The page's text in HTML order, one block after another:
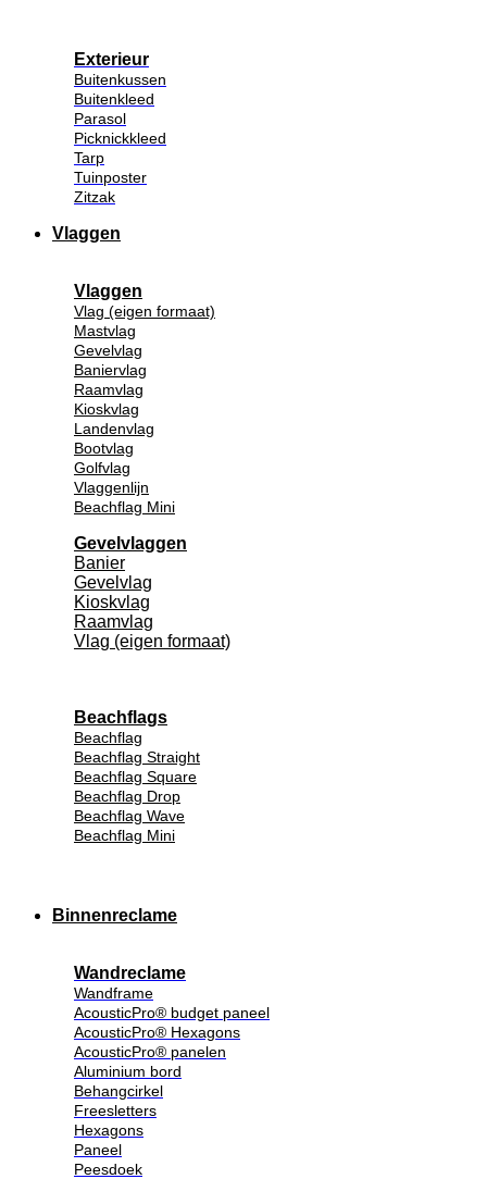
Exterieur
Buitenkussen
Buitenkleed
Parasol
Picknickkleed
Tarp
Tuinposter
Zitzak
Vlaggen
Vlaggen
Vlag (eigen formaat)
Mastvlag
Gevelvlag
Baniervlag
Raamvlag
Kioskvlag
Landenvlag
Bootvlag
Golfvlag
Vlaggenlijn
Beachflag Mini
Gevelvlaggen
Banier
Gevelvlag
Kioskvlag
Raamvlag
Vlag (eigen formaat)
Beachflags
Beachflag
Beachflag Straight
Beachflag Square
Beachflag Drop
Beachflag Wave
Beachflag Mini
Binnenreclame
Wandreclame
Wandframe
AcousticPro® budget paneel
AcousticPro® Hexagons
AcousticPro® panelen
Aluminium bord
Behangcirkel
Freesletters
Hexagons
Paneel
Peesdoek